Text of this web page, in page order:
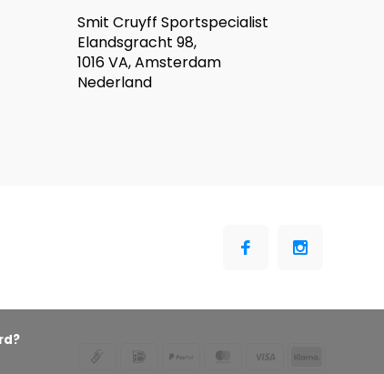
Smit Cruyff Sportspecialist
Elandsgracht 98,
1016 VA, Amsterdam
Nederland